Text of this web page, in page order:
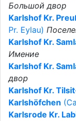
Большой двор
Karlshof Kr.
Pr. Eylau)
Karlshof Kr.
Имение
Karlshof Kr.
двор
Karlshof Kr.
Karlshöfchen
Karlsrode Kr.